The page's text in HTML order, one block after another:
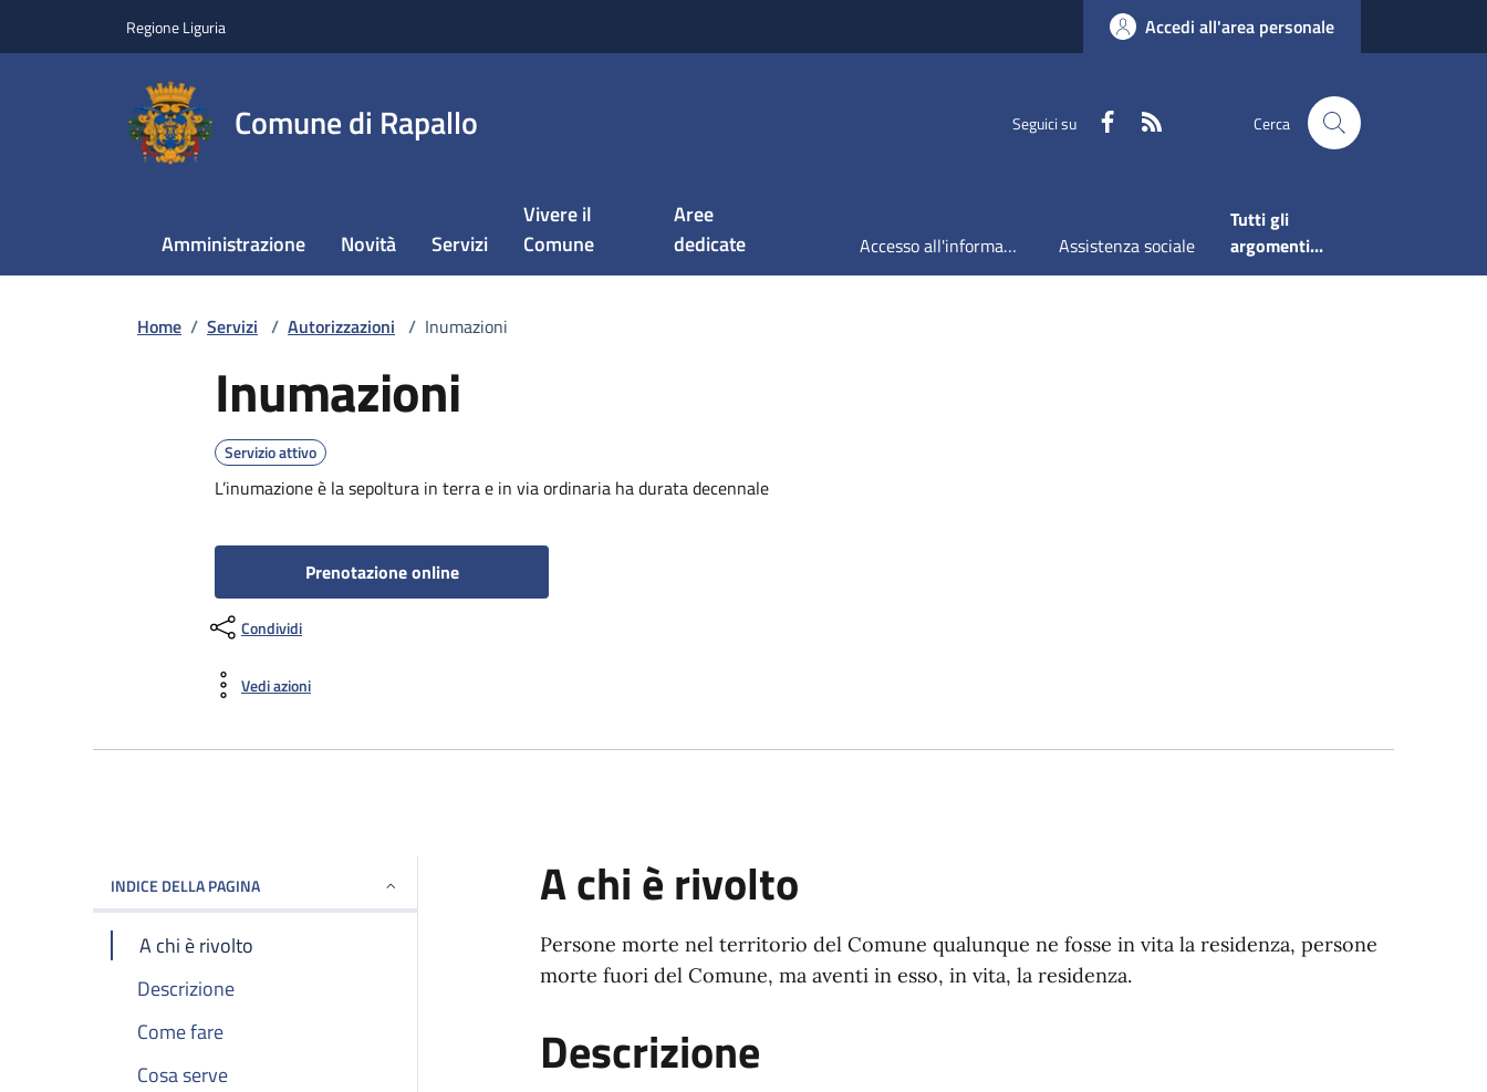
Regione Liguria Accedi all'area personale
Comune di Rapallo Seguici su Faceboook Cerca
Amministrazione Novità Servizi
Vivere il
Comune
Aree
dedicate
Accesso all'informazione Assistenza sociale
Tutti gli
argomenti...
Home / Servizi / Autorizzazioni / Inumazioni
Inumazioni
Servizio attivo
L’inumazione è la sepoltura in terra e in via ordinaria ha durata decennale
Prenotazione online
Condividi
Vedi azioni
INDICE DELLA PAGINA
A chi è rivolto
Descrizione
Come fare
Cosa serve
A chi è rivolto
Persone morte nel territorio del Comune qualunque ne fosse in vita la residenza, persone
morte fuori del Comune, ma aventi in esso, in vita, la residenza.
Descrizione